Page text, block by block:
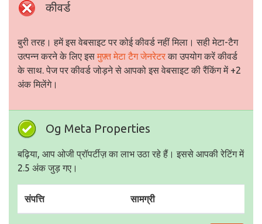
कीवर्ड
बुरी तरह। हमें इस वेबसाइट पर कोई कीवर्ड नहीं मिला। सही मेटा-टैग
उत्पन्न करने के लिए इस मुफ़्त मेटा टैग जेनरेटरका उपयोग करें कीवर्ड
के साथ. पेज पर कीवर्ड जोड़ने से आपको इस वेबसाइट की रैंकिंग में +2
अंक मिलेंगे।
Og Meta Properties
बढ़िया, आप ओजी प्रॉपर्टीज़ का लाभ उठा रहे हैं। इससे आपकी रेटिंग में
2.5 अंक जुड़ गए।
संपत्ति सामग्री